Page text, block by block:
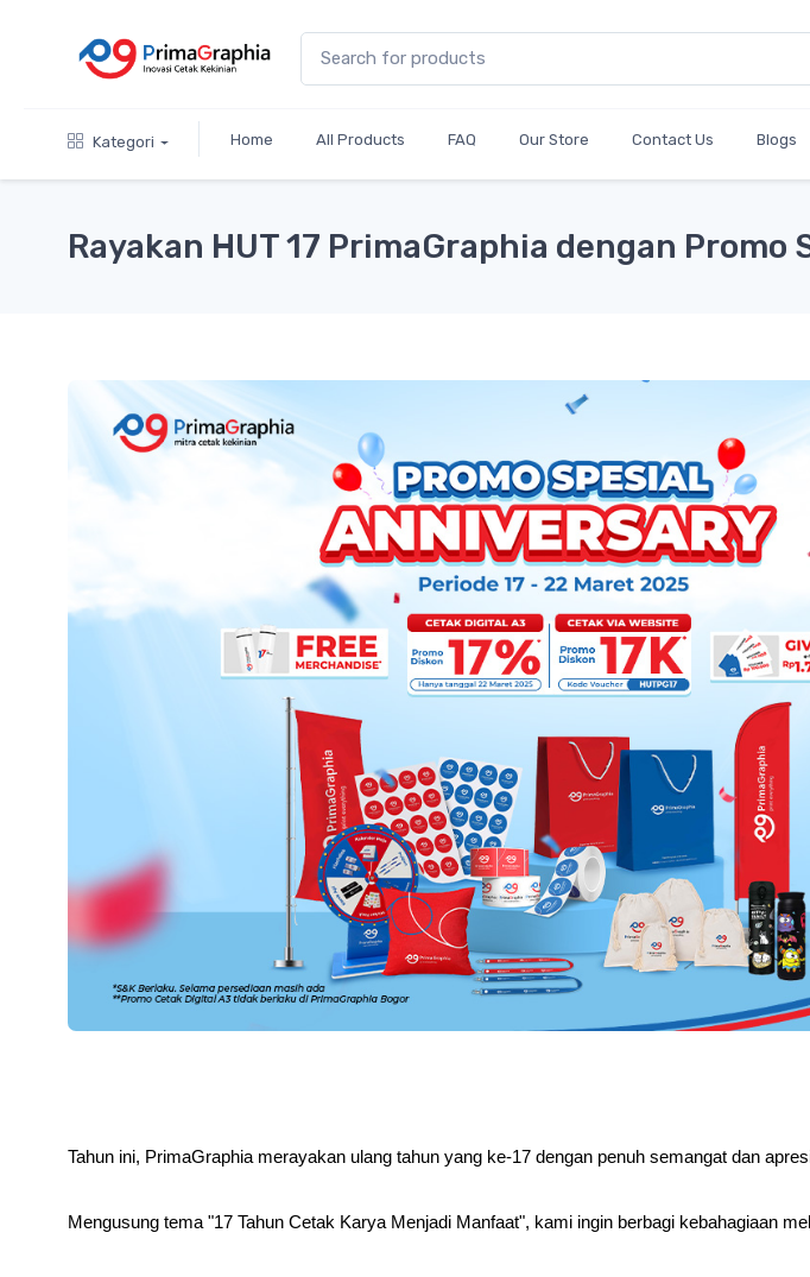
Kategori Home All Products FAQ Our Store Contact Us Blogs
Rayakan HUT 17 PrimaGraphia dengan Promo
Tahun ini, PrimaGraphia merayakan ulang tahun yang ke-17 dengan penuh semangat dan
Mengusung tema "17 Tahun Cetak Karya Menjadi Manfaat", kami ingin berbagi kebahagiaan